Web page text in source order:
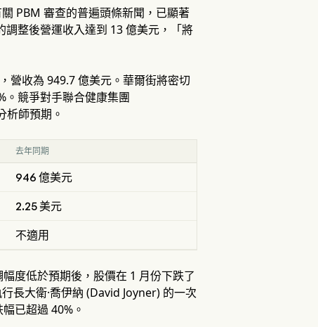
PBM 審查的普遍頭條新聞，已顯著
整後營運收入達到 13 億美元，「將
營收為 949.7 億美元。華爾街將密切
。競爭對手聯合健康集團
師預期。
去年同期
946 億美元
2.25 美元
不適用
度低於預期後，股價在 1 月份下跌了
長大衛·喬伊納 (David Joyner) 的一次
已超過 40%。